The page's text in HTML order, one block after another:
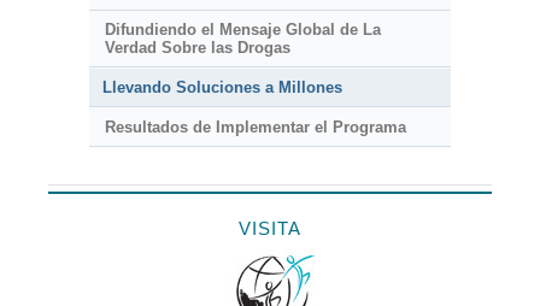
Difundiendo el Mensaje Global de La
Verdad Sobre las Drogas
Llevando Soluciones a Millones
Resultados de Implementar el Programa
VISITA